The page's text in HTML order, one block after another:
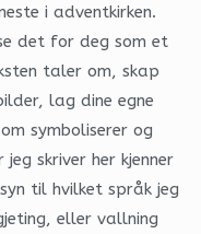
i adventkirken.
det for deg som et
taler om, skap
lag dine egne
symboliserer og
skriver her kjenner
til hvilket språk jeg
eller vallning